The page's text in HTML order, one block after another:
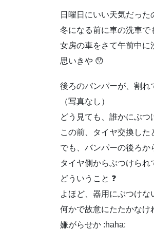
日曜日にいい天気だった
冬になる前に車の洗車
女房の車をさて午前中に
思いきや 😯
後ろのバンパーが、割れ
（写真なし）
どう見ても、誰かにぶつ
この前、タイヤ交換した
でも、バンパーの後ろか
タイヤ側からぶつけら
どういうこと ❓
よほど、器用にぶつけな
何かで故意にたたかなけ
嫌がらせか :haha: